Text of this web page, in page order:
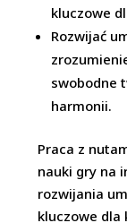
kluczowe
Rozwijać
swobodne
harmonii.
Praca z
nauki gry na
rozwijania
kluczowe dla